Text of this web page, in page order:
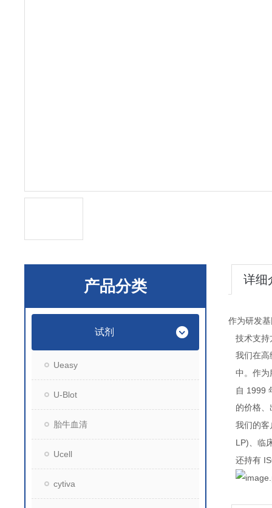
产品分类
试剂
Ueasy
U-Blot
胎牛血清
Ucell
cytiva
详细
作为研发
技术支持
我们在高
中。作为
自 1999
的价格
我们的
LP)、临
还持有